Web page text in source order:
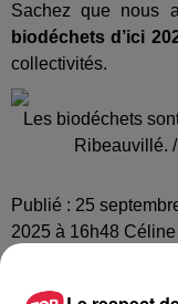
Sachez que nous
biodéchets d’ici
collectivités.
Les biodéchets
Ribeauvillé.
Publié : 25
2025 à 16h48 Céline